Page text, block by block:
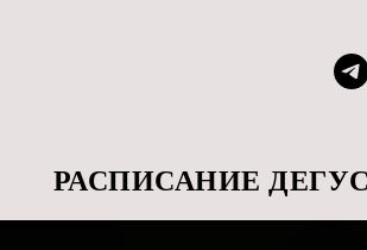
РАСПИСАНИЕ